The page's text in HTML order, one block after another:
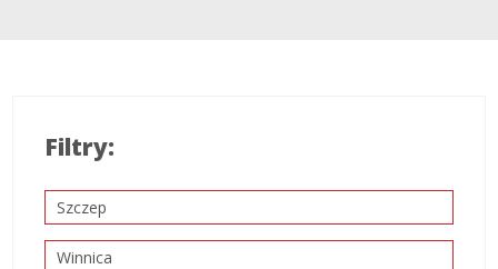
Filtry:
Szczep
Winnica